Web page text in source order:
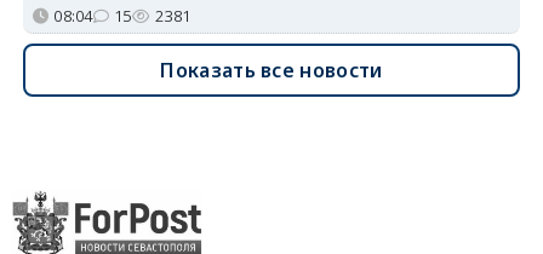
08:04 15 2381
Показать все новости